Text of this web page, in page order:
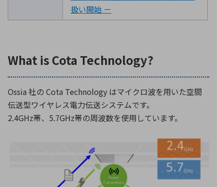
扱い開始 －
What is Cota Technology?
Ossia 社の Cota Technology はマイクロ波を用いた空間
伝送型ワイヤレス電力伝送システムです。
2.4GHz帯、5.7GHz帯の周波数を使用しています。